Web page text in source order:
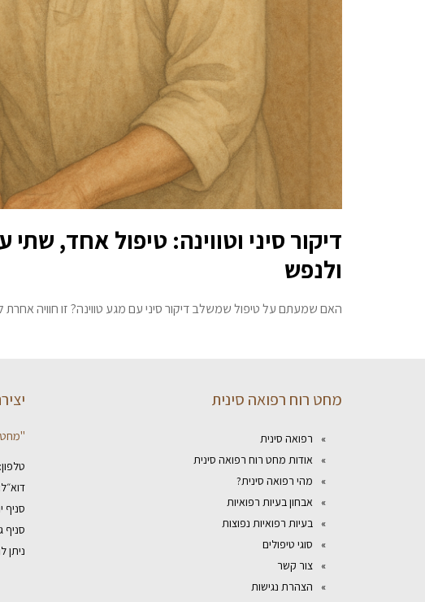
דיקור סיני וטווינה: טיפול אחד,
ולנפש
האם שמעתם על טיפול שמשלב דיקור סיני עם מגע טווינה? זו חוויה אחרת
מחט רוח רפואה סינית
רפואה סינית
אודות מחט רוח רפואה סינית
מהי רפואה סינית?
אבחון בעיות רפואיות
בעיות רפואיות נפוצות
סוגי טיפולים
צור קשר
הצהרת נגישות
"מחט
טלפון:
דוא״ל:
סניף
סניף
ניתן